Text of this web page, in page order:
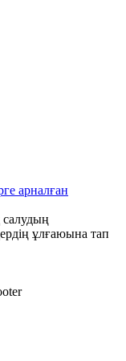
арналған
ұлғаюына тап